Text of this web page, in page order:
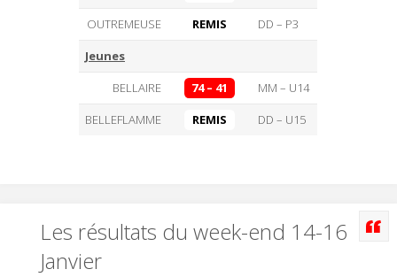
OUTREMEUSE
REMIS
DD – P3
Jeunes
BELLAIRE
74 – 41
MM – U14
BELLEFLAMME
REMIS DD – U15
Les résultats du week-end 14-16
Janvier